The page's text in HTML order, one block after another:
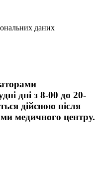
даних
дні з 8-00 до 20-
дійсною після
медичного центру.